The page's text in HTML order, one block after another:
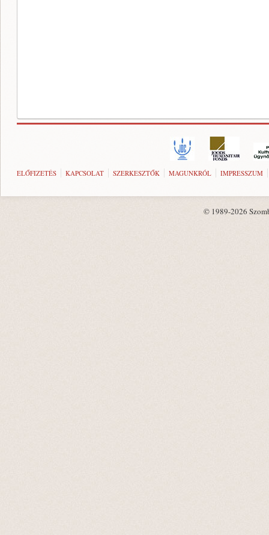
ELŐFIZETÉS KAPCSOLAT SZERKESZTŐK MAGUNKRÓL IMPRESSZUM
© 1989-2026